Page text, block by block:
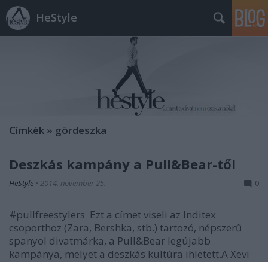
HeStyle
Címkék » gördeszka
Deszkás kampány a Pull&Bear-től
HeStyle • 2014. november 25. 0
#pullfreestylers Ezt a címet viseli az Inditex
csoporthoz (Zara, Bershka, stb.) tartozó, népszerű
spanyol divatmárka, a Pull&Bear legújabb
kampánya, melyet a deszkás kultúra ihletett.A Xevi